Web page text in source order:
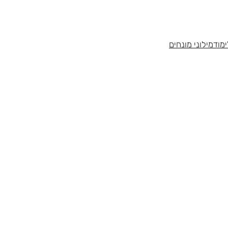
מילוני מונחים